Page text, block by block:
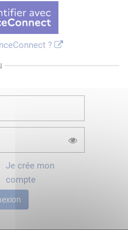
?
Je crée mon
compte